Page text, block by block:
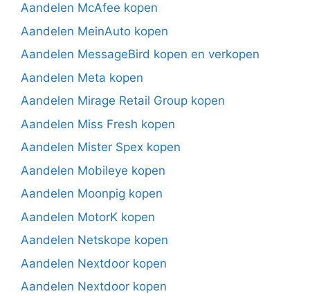
Aandelen McAfee kopen
Aandelen MeinAuto kopen
Aandelen MessageBird kopen en verkopen
Aandelen Meta kopen
Aandelen Mirage Retail Group kopen
Aandelen Miss Fresh kopen
Aandelen Mister Spex kopen
Aandelen Mobileye kopen
Aandelen Moonpig kopen
Aandelen MotorK kopen
Aandelen Netskope kopen
Aandelen Nextdoor kopen
Aandelen Nextdoor kopen